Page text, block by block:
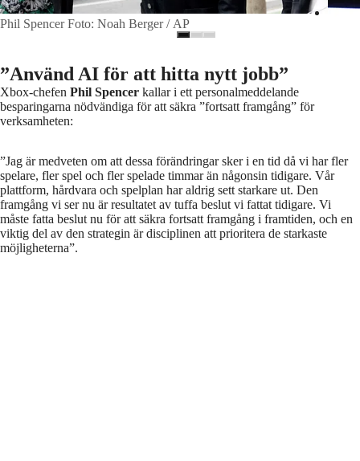
Phil Spencer Foto: Noah Berger / AP
”Använd AI för att hitta nytt jobb”
Xbox-chefen Phil Spencer kallar i ett personalmeddelande
besparingarna nödvändiga för att säkra ”fortsatt framgång” för
verksamheten:
”Jag är medveten om att dessa förändringar sker i en tid då vi har fler
spelare, fler spel och fler spelade timmar än någonsin tidigare. Vår
plattform, hårdvara och spelplan har aldrig sett starkare ut. Den
framgång vi ser nu är resultatet av tuffa beslut vi fattat tidigare. Vi
måste fatta beslut nu för att säkra fortsatt framgång i framtiden, och en
viktig del av den strategin är disciplinen att prioritera de starkaste
möjligheterna”.